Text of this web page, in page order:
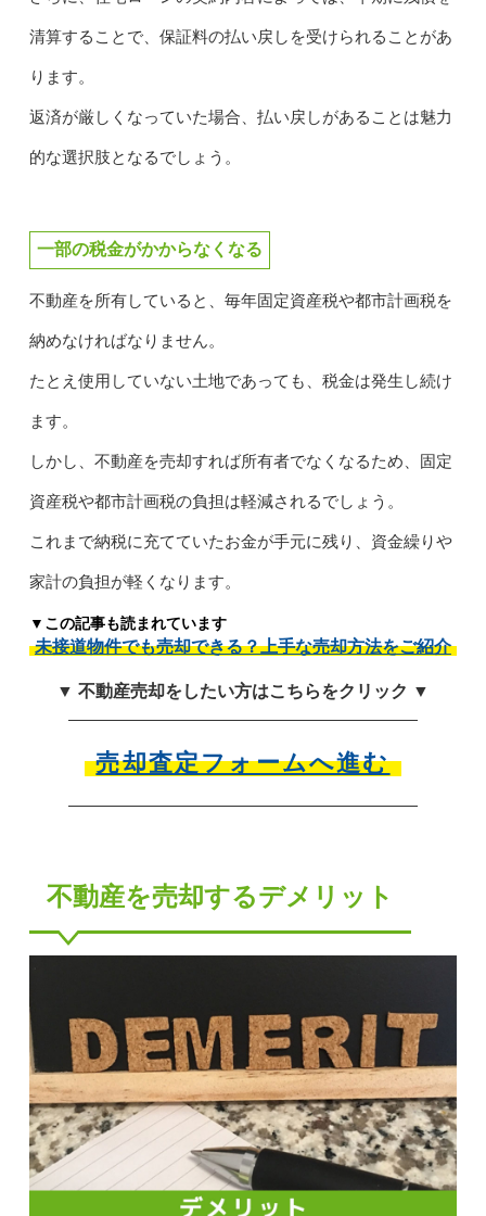
清算することで、保証料の払い戻しを受けられることがあ
ります。
返済が厳しくなっていた場合、払い戻しがあることは魅力
的な選択肢となるでしょう。
一部の税金がかからなくなる
不動産を所有していると、毎年固定資産税や都市計画税を
納めなければなりません。
たとえ使用していない土地であっても、税金は発生し続け
ます。
しかし、不動産を売却すれば所有者でなくなるため、固定
資産税や都市計画税の負担は軽減されるでしょう。
これまで納税に充てていたお金が手元に残り、資金繰りや
家計の負担が軽くなります。
▼この記事も読まれています
未接道物件でも売却できる？上手な売却方法をご紹介
▼ 不動産売却をしたい方はこちらをクリック ▼
売却査定フォームへ進む
不動産を売却するデメリット